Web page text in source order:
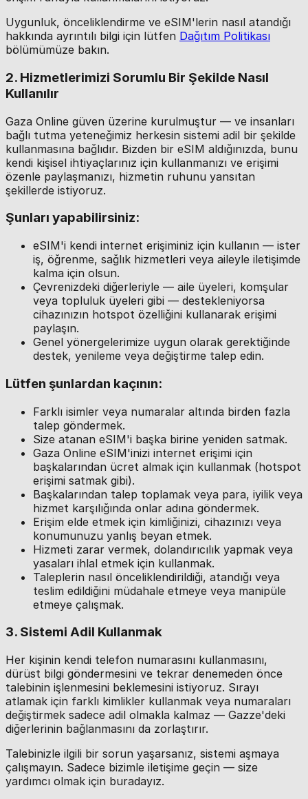
Uygunluk, önceliklendirme ve eSIM'lerin nasıl atandığı
hakkında ayrıntılı bilgi için lütfen Dağıtım Politikası
bölümümüze bakın.
2. Hizmetlerimizi Sorumlu Bir Şekilde Nasıl
Kullanılır
Gaza Online güven üzerine kurulmuştur — ve insanları
bağlı tutma yeteneğimiz herkesin sistemi adil bir şekilde
kullanmasına bağlıdır. Bizden bir eSIM aldığınızda, bunu
kendi kişisel ihtiyaçlarınız için kullanmanızı ve erişimi
özenle paylaşmanızı, hizmetin ruhunu yansıtan
şekillerde istiyoruz.
Şunları yapabilirsiniz:
eSIM'i kendi internet erişiminiz için kullanın — ister
iş, öğrenme, sağlık hizmetleri veya aileyle iletişimde
kalma için olsun.
Çevrenizdeki diğerleriyle — aile üyeleri, komşular
veya topluluk üyeleri gibi — destekleniyorsa
cihazınızın hotspot özelliğini kullanarak erişimi
paylaşın.
Genel yönergelerimize uygun olarak gerektiğinde
destek, yenileme veya değiştirme talep edin.
Lütfen şunlardan kaçının:
Farklı isimler veya numaralar altında birden fazla
talep göndermek.
Size atanan eSIM'i başka birine yeniden satmak.
Gaza Online eSIM'inizi internet erişimi için
başkalarından ücret almak için kullanmak (hotspot
erişimi satmak gibi).
Başkalarından talep toplamak veya para, iyilik veya
hizmet karşılığında onlar adına göndermek.
Erişim elde etmek için kimliğinizi, cihazınızı veya
konumunuzu yanlış beyan etmek.
Hizmeti zarar vermek, dolandırıcılık yapmak veya
yasaları ihlal etmek için kullanmak.
Taleplerin nasıl önceliklendirildiği, atandığı veya
teslim edildiğini müdahale etmeye veya manipüle
etmeye çalışmak.
3. Sistemi Adil Kullanmak
Her kişinin kendi telefon numarasını kullanmasını,
dürüst bilgi göndermesini ve tekrar denemeden önce
talebinin işlenmesini beklemesini istiyoruz. Sırayı
atlamak için farklı kimlikler kullanmak veya numaraları
değiştirmek sadece adil olmakla kalmaz — Gazze'deki
diğerlerinin bağlanmasını da zorlaştırır.
Talebinizle ilgili bir sorun yaşarsanız, sistemi aşmaya
çalışmayın. Sadece bizimle iletişime geçin — size
yardımcı olmak için buradayız.